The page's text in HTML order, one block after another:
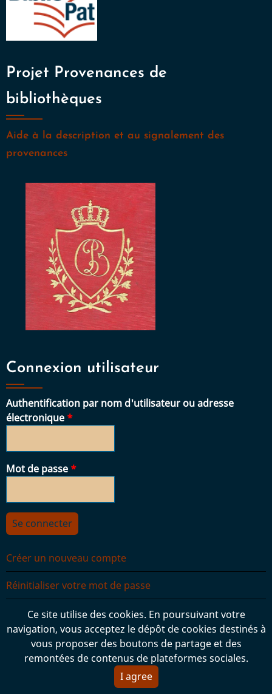
Projet Provenances de
bibliothèques
Aide à la description et au signalement des
provenances
Connexion utilisateur
Authentification par nom d'utilisateur ou adresse
électronique
Mot de passe
Créer un nouveau compte
Réinitialiser votre mot de passe
Contenus mis à disposition par l'association BiblioPat.
Mentions légalespour plus de détails.
Ce site utilise des cookies. En poursuivant votre
navigation, vous acceptez le dépôt de cookies destinés à
vous proposer des boutons de partage et des
remontées de contenus de plateformes sociales.
I agree